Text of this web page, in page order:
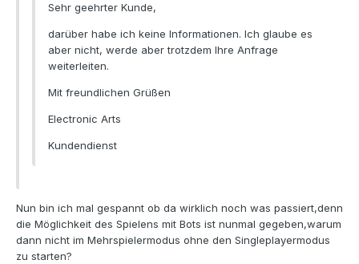
Sehr geehrter Kunde,
darüber habe ich keine Informationen. Ich glaube es
aber nicht, werde aber trotzdem Ihre Anfrage
weiterleiten.
Mit freundlichen Grüßen
Electronic Arts
Kundendienst
Nun bin ich mal gespannt ob da wirklich noch was passiert,denn
die Möglichkeit des Spielens mit Bots ist nunmal gegeben,warum
dann nicht im Mehrspielermodus ohne den Singleplayermodus
zu starten?